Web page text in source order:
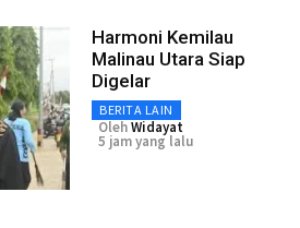
Harmoni Kemilau
Malinau Utara Siap
Digelar
BERITA LAIN
OlehWidayat
5 jam yang lalu